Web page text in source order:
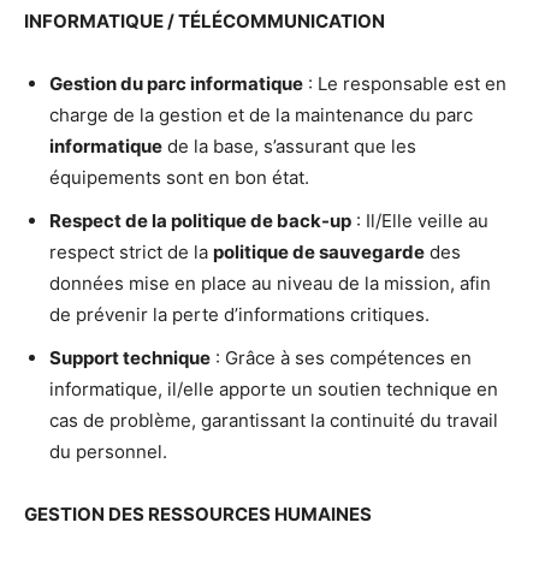
INFORMATIQUE / TÉLÉCOMMUNICATION
Gestion du parc informatique : Le responsable est en
charge de la gestion et de la maintenance du parc
informatique de la base, s’assurant que les
équipements sont en bon état.
Respect de la politique de back-up : Il/Elle veille au
respect strict de la politique de sauvegarde des
données mise en place au niveau de la mission, afin
de prévenir la perte d’informations critiques.
Support technique : Grâce à ses compétences en
informatique, il/elle apporte un soutien technique en
cas de problème, garantissant la continuité du travail
du personnel.
GESTION DES RESSOURCES HUMAINES